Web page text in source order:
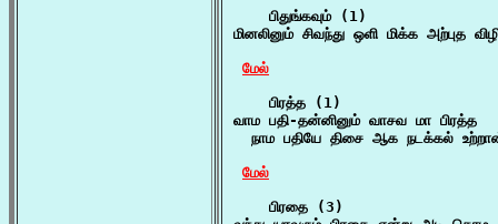
    பிதுங்கவும் (1)
மினலினும் சிவந்து ஒளி மிக்க அற்புத
மேல்
    பிரத்த (1)
வாம பதி-தன்னினும் வாசவ மா பிரத்த
நாம பதியே திசை ஆக நடக்கல்
மேல்
    பிரதை (3)